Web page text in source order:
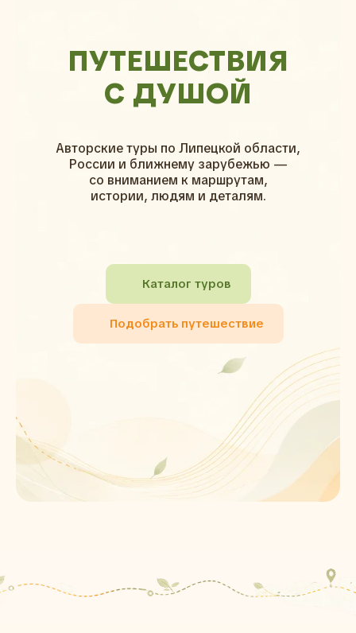
ПУТЕШЕСТВИЯ
С ДУШОЙ
Авторские туры по Липецкой области,
России и ближнему зарубежью —
со вниманием к маршрутам,
истории, людям и деталям.
Каталог туров
Подобрать путешествие